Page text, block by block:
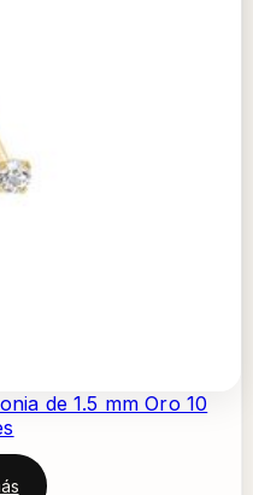
de 1.5 mm Oro 10